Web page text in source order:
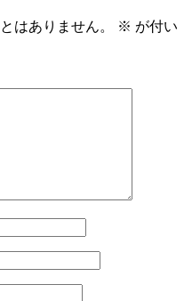
はありません。 ※ が付い